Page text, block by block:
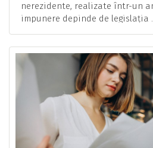
nerezidente, realizate într-un
impunere depinde de legislația